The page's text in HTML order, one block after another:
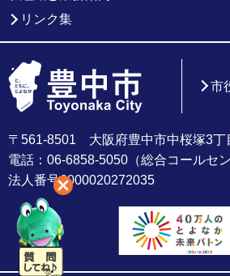
リンク集
〒561-8501 大阪府豊中市中桜塚3丁
電話：06-6858-5050（総合コールセン
法人番号6000020272035
市